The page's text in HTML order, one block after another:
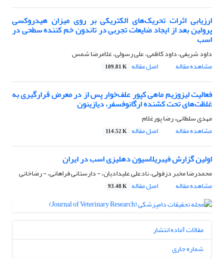
ارزیابی اثرات تحریک‌های الکتریکی بر روی میزان هیدروکسی
پرولین بعد از ایجاد ضایعات تجربی در تاندون خم کننده سطحی در
اسب
داود شریفی، داود کاظمی، علی رسولی، غلامرضا شمس
مشاهده مقاله
اصل مقاله 109.81 K
فعالیت لیزوزیم ماهی کپور علف‌‌خوار پس از در معرض قرارگیری به
غلظت‌های تحت کشنده ارگانوفسفر، دیازینون
مهدی سلطانی، رضا پورغلام
مشاهده مقاله
اصل مقاله 114.52 K
اولین گزارش فیبریلاسیون دهلیزی اسب در ایران
محمدرضا مخبر دزفولی، نادعلی علیدادیان، - دارستانی فراهانی، - رضاخانی
مشاهده مقاله
اصل مقاله 93.48 K
مقالات آماده انتشار
شماره جاری